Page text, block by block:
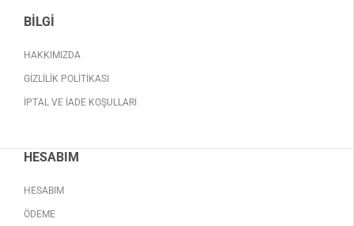
BILGI
HAKKIMIZDA
GIZLILIK POLITIKASI
İPTAL VE İADE KOŞULLARI
HESABIM
HESABIM
ÖDEME